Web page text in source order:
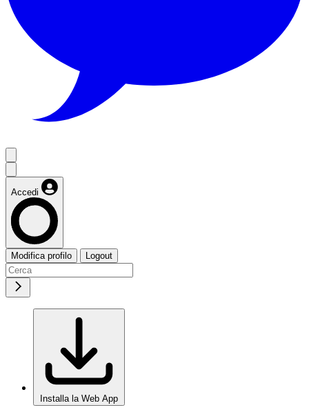
Accedi
Modifica profilo Logout
Installa la Web App